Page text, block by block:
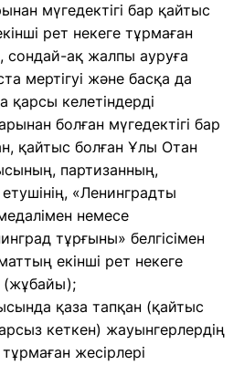
мүгедектігі бар қайтыс
рет некеге тұрмаған
ақ жалпы ауруға
мертігуі және басқа да
қарсы келетіндерді
болған мүгедектігі бар
қайтыс болған Ұлы Отан
партизанның,
«Ленинградты
немесе
тұрғыны» белгісімен
екінші рет некеге
(жұбайы);
қаза тапқан (қайтыс
кеткен) жауынгерлердің
жесірлері